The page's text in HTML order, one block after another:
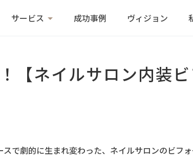
サービス 成功事例 ヴィジョン
【ネイルサロン内装
スで劇的に生まれ変わった、ネイルサロンのビフ